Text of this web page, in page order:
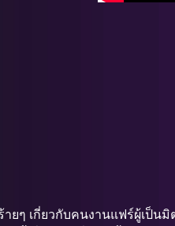
ยๆ เกี่ยวกับคนงานแฟร์ผู้เป็น